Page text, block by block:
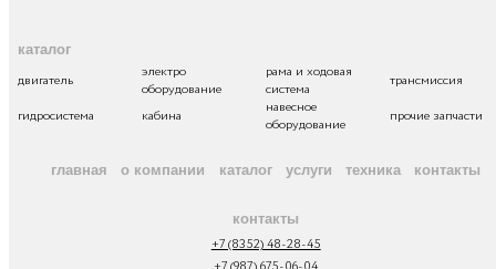
каталог
двигатель
электро
оборудование
рама и ходовая
система
трансмиссия
гидросистема
кабина
навесное
оборудование
прочие запчасти
главная о компании каталог услуги техника контакты
контакты
+7 (8352) 48-28-45